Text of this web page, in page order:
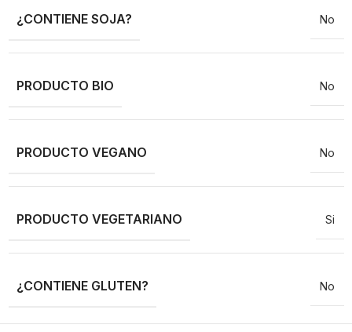
¿CONTIENE SOJA? No
PRODUCTO BIO No
PRODUCTO VEGANO No
PRODUCTO VEGETARIANO Si
¿CONTIENE GLUTEN? No